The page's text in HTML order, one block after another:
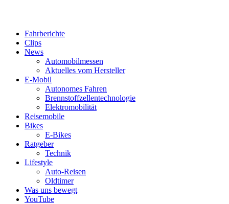
Fahrberichte
Clips
News
Automobilmessen
Aktuelles vom Hersteller
E-Mobil
Autonomes Fahren
Brennstoffzellentechnologie
Elektromobilität
Reisemobile
Bikes
E-Bikes
Ratgeber
Technik
Lifestyle
Auto-Reisen
Oldtimer
Was uns bewegt
YouTube